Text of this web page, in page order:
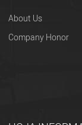
About Us
Company Honor